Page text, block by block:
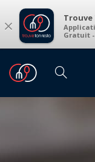
× Trouve
Gratuit -